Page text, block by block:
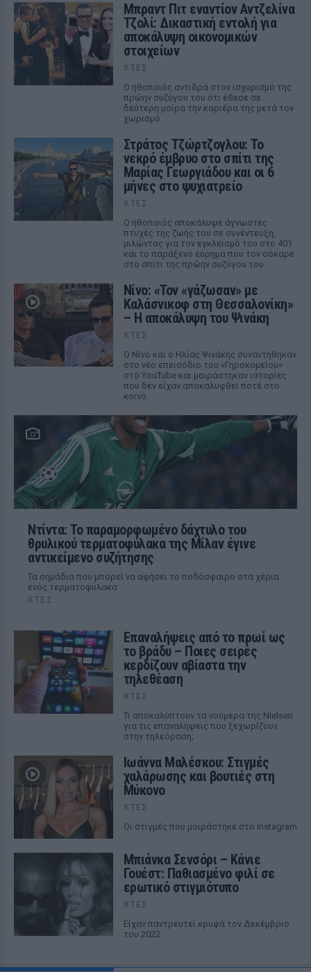
Μπραντ Πιτ εναντίον Αντζελίνα
Τζολί: Δικαστική εντολή για
αποκάλυψη οικονομικών
στοιχείων
ΧΤΕΣ
Ο ηθοποιός αντιδρά στον ισχυρισμό της
πρώην συζύγου του ότι έθεσε σε
δεύτερη μοίρα την καριέρα της μετά τον
χωρισμό
Στράτος Τζώρτζογλου: Το
νεκρό έμβρυο στο σπίτι της
Μαρίας Γεωργιάδου και οι 6
μήνες στο ψυχιατρείο
ΧΤΕΣ
Ο ηθοποιός αποκάλυψε άγνωστες
πτυχές της ζωής του σε συνέντευξη,
μιλώντας για τον εγκλεισμό του στο 401
και το παράξενο εύρημα που τον σόκαρε
στο σπίτι της πρώην συζύγου του.
Νίνο: «Τον «γάζωσαν» με
Καλάσνικοφ στη Θεσσαλονίκη»
– Η αποκάλυψη του Ψινάκη
ΧΤΕΣ
Ο Νίνο και ο Ηλίας Ψινάκης συναντήθηκαν
στο νέο επεισόδιο του «Γηροκομείου»
στο YouTube και μοιράστηκαν ιστορίες
που δεν είχαν αποκαλυφθεί ποτέ στο
κοινό.
Ντίντα: Το παραμορφωμένο δάχτυλο του
θρυλικού τερματοφύλακα της Μίλαν έγινε
αντικείμενο συζήτησης
Τα σημάδια που μπορεί να αφήσει το ποδόσφαιρο στα χέρια
ενός τερματοφύλακα
ΧΤΕΣ
Επαναλήψεις από το πρωί ως
το βράδυ – Ποιες σειρές
κερδίζουν αβίαστα την
τηλεθέαση
ΧΤΕΣ
Τι αποκαλύπτουν τα νούμερα της Nielsen
για τις επαναλήψεις που ξεχωρίζουν
στην τηλεόραση;
Ιωάννα Μαλέσκου: Στιγμές
χαλάρωσης και βουτιές στη
Μύκονο
ΧΤΕΣ
Οι στιγμές που μοιράστηκε στο Instagram
Μπιάνκα Σενσόρι – Κάνιε
Γουέστ: Παθιασμένο φιλί σε
ερωτικό στιγμιότυπο
ΧΤΕΣ
Είχαν παντρευτεί κρυφά τον Δεκέμβριο
του 2022